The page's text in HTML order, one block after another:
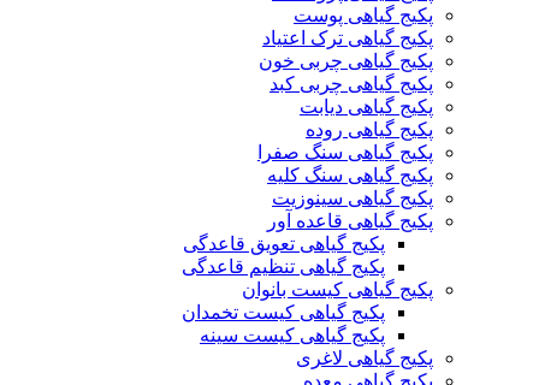
پکیج گیاهی پوست
پکیج گیاهی ترک اعتیاد
پکیج گیاهی چربی خون
پکیج گیاهی چربی کبد
پکیج گیاهی دیابت
پکیج گیاهی روده
پکیج گیاهی سنگ صفرا
پکیج گیاهی سنگ کلیه
پکیج گیاهی سینوزیت
پکیج گیاهی قاعده آور
پکیج گیاهی تعویق قاعدگی
پکیج گیاهی تنظیم قاعدگی
پکیج گیاهی کیست بانوان
پکیج گیاهی کیست تخمدان
پکیج گیاهی کیست سینه
پکیج گیاهی لاغری
پکیج گیاهی معده